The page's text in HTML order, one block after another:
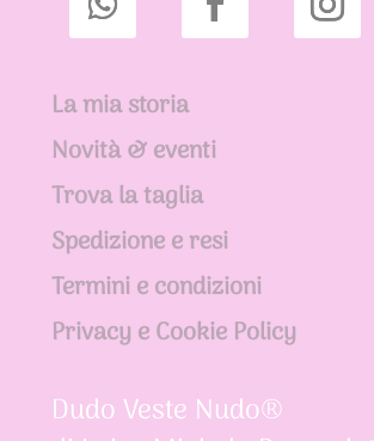
La mia storia
Novità & eventi
Trova la taglia
Spedizione e resi
Termini e condizioni
Privacy e Cookie Policy
Dudo Veste Nudo®